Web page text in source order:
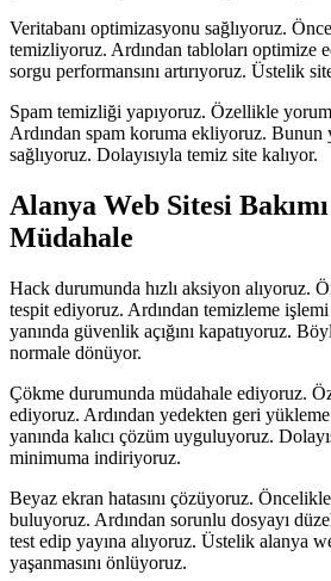
Veritabanı optimizasyonu sağlıyoruz.
temizliyoruz. Ardından tabloları optimize
sorgu performansını artırıyoruz. Üstelik
Spam temizliği yapıyoruz. Özellikle
Ardından spam koruma ekliyoruz. Bunun
sağlıyoruz. Dolayısıyla temiz site kalıyor.
Alanya Web Sitesi
Müdahale
Hack durumunda hızlı aksiyon alıyoruz.
tespit ediyoruz. Ardından temizleme
yanında güvenlik açığını kapatıyoruz.
normale dönüyor.
Çökme durumunda müdahale ediyoruz.
ediyoruz. Ardından yedekten geri
yanında kalıcı çözüm uyguluyoruz.
minimuma indiriyoruz.
Beyaz ekran hatasını çözüyoruz. Öncelikle
buluyoruz. Ardından sorunlu dosyayı
test edip yayına alıyoruz. Üstelik alanya
yaşanmasını önlüyoruz.